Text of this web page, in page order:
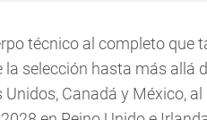
técnico al completo que
la selección hasta más allá
Canadá y México,